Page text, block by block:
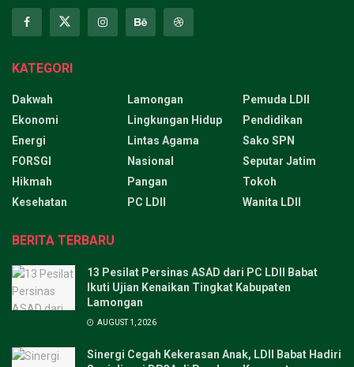
KATEGORI
Dakwah
Ekonomi
Energi
FORSGI
Hikmah
Kesehatan
Lamongan
Lingkungan Hidup
Lintas Agama
Nasional
Pangan
PC LDII
Pemuda LDII
Pendidikan
Sako SPN
Seputar Jatim
Tokoh
Wanita LDII
BERITA TERBARU
13 Pesilat Persinas ASAD dari PC LDII Babat
Ikuti Ujian Kenaikan Tingkat Kabupaten
Lamongan
AUGUST 1, 2026
Sinergi Cegah Kekerasan Anak, LDII Babat Hadiri